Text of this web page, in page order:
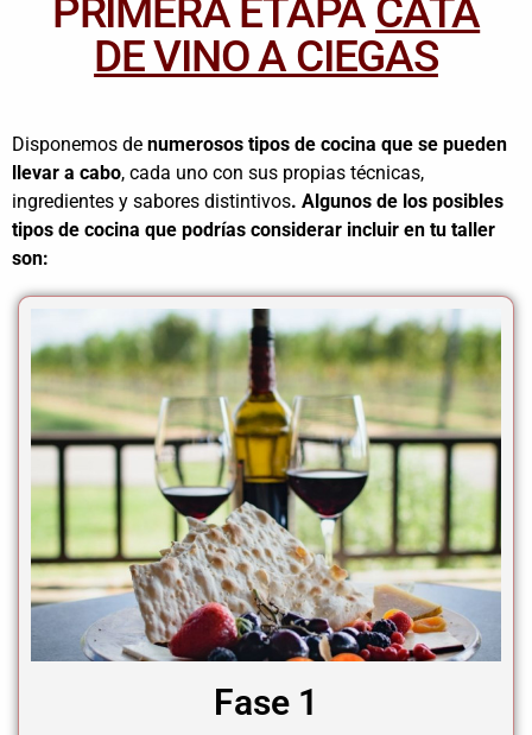
PRIMERA ETAPA CATA
DE VINO A CIEGAS
Disponemos de numerosos tipos de cocina que se pueden
llevar a cabo, cada uno con sus propias técnicas,
ingredientes y sabores distintivos. Algunos de los posibles
tipos de cocina que podrías considerar incluir en tu taller
son:
Fase 1